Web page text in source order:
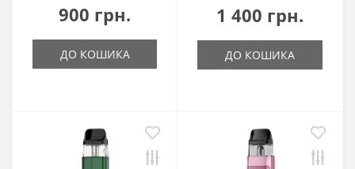
900 грн.
ДО КОШИКА
1 400 грн.
ДО КОШИКА